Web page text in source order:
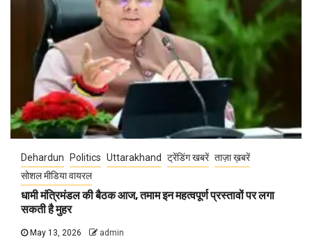
Dehardun Politics Uttarakhand ट्रेंडिंग खबरें ताज़ा ख़बरें
सोशल मीडिया वायरल
धामी मंत्रिमंडल की बैठक आज, तमाम इन महत्वपूर्ण प्रस्तावों पर लगा
सकती है मुहर
May 13, 2026 admin